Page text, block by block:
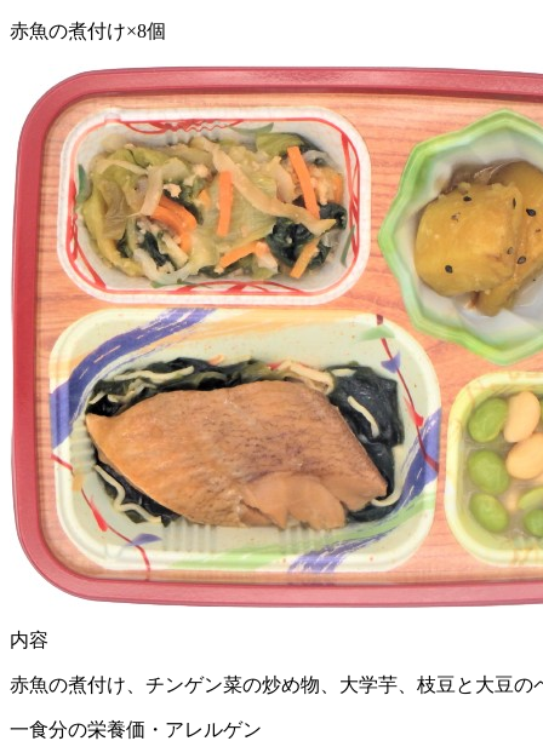
赤魚の煮付け×8個
内容
赤魚の煮付け、チンゲン菜の炒め物、大学芋、枝豆と大豆の
一食分の栄養価・アレルゲン